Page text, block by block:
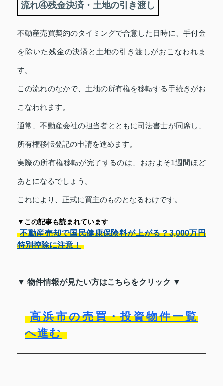
流れ④残金決済・土地の引き渡し
不動産売買契約のタイミングで合意した日時に、手付金
を除いた残金の決済と土地の引き渡しがおこなわれま
す。
この流れのなかで、土地の所有権を移転する手続きがお
こなわれます。
通常、不動産会社の担当者とともに司法書士が同席し、
所有権移転登記の申請を進めます。
実際の所有権移転が完了するのは、おおよそ1週間ほど
あとになるでしょう。
これにより、正式に買主のものとなるわけです。
▼この記事も読まれています
不動産売却で国民健康保険料が上がる？3,000万円
特別控除に注意！
▼ 物件情報が見たい方はこちらをクリック ▼
高浜市の売買・投資物件一覧
へ進む